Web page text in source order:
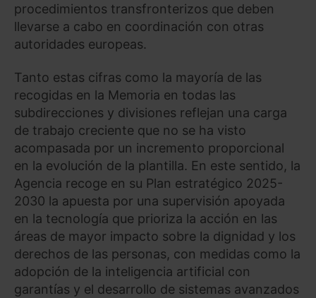
procedimientos transfronterizos que deben
llevarse a cabo en coordinación con otras
autoridades europeas.
Tanto estas cifras como la mayoría de las
recogidas en la Memoria en todas las
subdirecciones y divisiones reflejan una carga
de trabajo creciente que no se ha visto
acompasada por un incremento proporcional
en la evolución de la plantilla. En este sentido, la
Agencia recoge en su Plan estratégico 2025-
2030 la apuesta por una supervisión apoyada
en la tecnología que prioriza la acción en las
áreas de mayor impacto sobre la dignidad y los
derechos de las personas, con medidas como la
adopción de la inteligencia artificial con
garantías y el desarrollo de sistemas avanzados